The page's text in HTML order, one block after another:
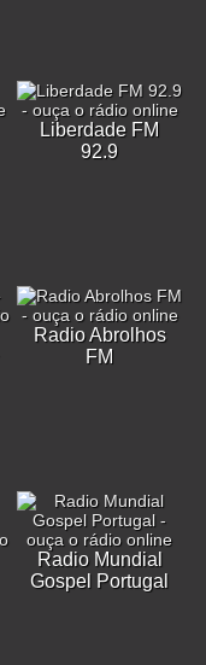
Liberdade FM
92.9
Radio Abrolhos
FM
Radio Mundial
Gospel Portugal